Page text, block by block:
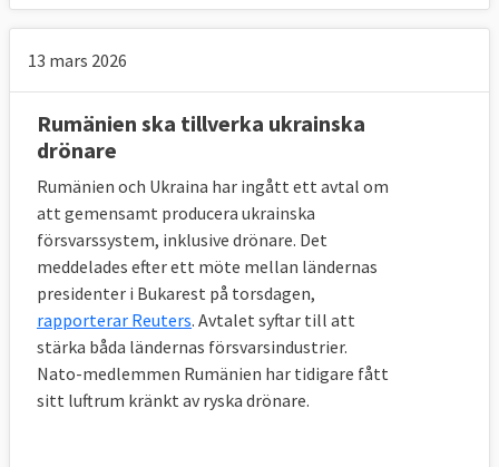
13 mars 2026
Rumänien ska tillverka ukrainska
drönare
Rumänien och Ukraina har ingått ett avtal om
att gemensamt producera ukrainska
försvarssystem, inklusive drönare. Det
meddelades efter ett möte mellan ländernas
presidenter i Bukarest på torsdagen,
rapporterar Reuters. Avtalet syftar till att
stärka båda ländernas försvarsindustrier.
Nato-medlemmen Rumänien har tidigare fått
sitt luftrum kränkt av ryska drönare.